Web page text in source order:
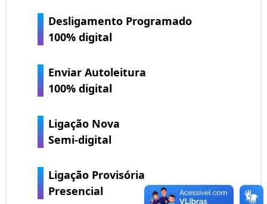
Desligamento Programado
100% digital
Enviar Autoleitura
100% digital
Ligação Nova
Semi-digital
Ligação Provisória
Presencial